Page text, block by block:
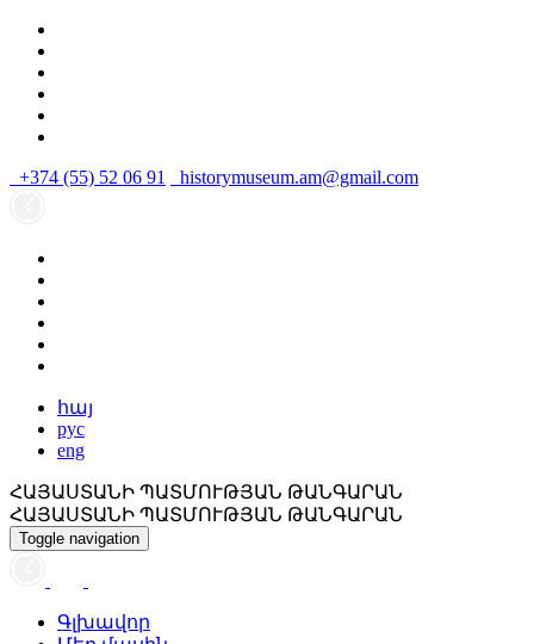
+374 (55) 52 06 91 historymuseum.am@gmail.com
հայ
рус
eng
ՀԱՅԱՍՏԱՆԻ ՊԱՏՄՈՒԹՅԱՆ ԹԱՆԳԱՐԱՆ
ՀԱՅԱՍՏԱՆԻ ՊԱՏՄՈՒԹՅԱՆ ԹԱՆԳԱՐԱՆ
Toggle navigation
Գլխավոր